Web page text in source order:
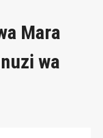
Mara
wa